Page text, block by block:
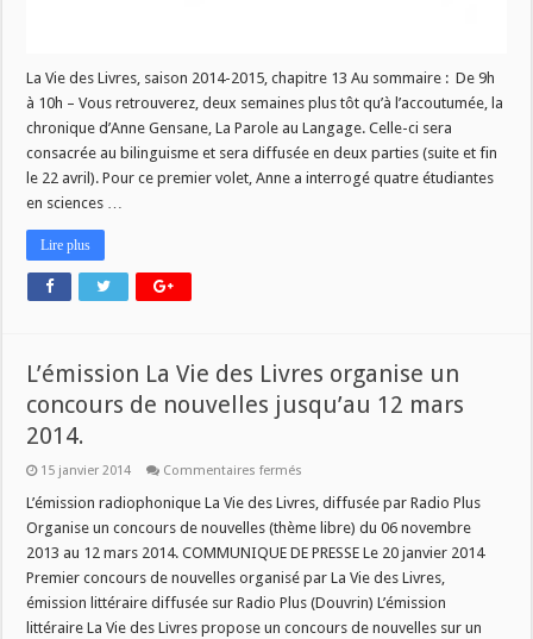
La Vie des Livres, saison 2014-2015, chapitre 13 Au sommaire : De 9h
à 10h – Vous retrouverez, deux semaines plus tôt qu’à l’accoutumée, la
chronique d’Anne Gensane, La Parole au Langage. Celle-ci sera
consacrée au bilinguisme et sera diffusée en deux parties (suite et fin
le 22 avril). Pour ce premier volet, Anne a interrogé quatre étudiantes
en sciences …
Lire plus
L’émission La Vie des Livres organise un
concours de nouvelles jusqu’au 12 mars
2014.
15 janvier 2014 Commentaires fermés
La
des
Livres
organise
un
concours
de
nouvelles
L’émission radiophonique La Vie des Livres, diffusée par Radio Plus
Organise un concours de nouvelles (thème libre) du 06 novembre
2013 au 12 mars 2014. COMMUNIQUE DE PRESSE Le 20 janvier 2014
Premier concours de nouvelles organisé par La Vie des Livres,
émission littéraire diffusée sur Radio Plus (Douvrin) L’émission
littéraire La Vie des Livres propose un concours de nouvelles sur un